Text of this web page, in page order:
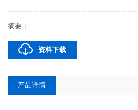
摘要：
资料下载
产品详情